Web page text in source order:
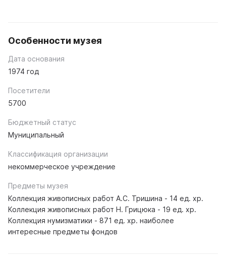
Особенности музея
Дата основания
1974 год
Посетители
5700
Бюджетный статус
Муниципальный
Классификация организации
некоммерческое учреждение
Предметы музея
Коллекция живописных работ А.С. Тришина - 14 ед. хр.
Коллекция живописных работ Н. Грицюка - 19 ед. хр.
Коллекция нумизматики - 871 ед. хр. наиболее
интересные предметы фондов